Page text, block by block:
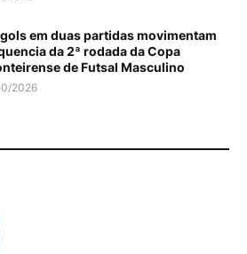
em duas partidas movimentam
da 2ª rodada da Copa
de Futsal Masculino
2026